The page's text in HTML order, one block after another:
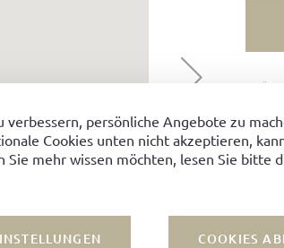
persönliche Angebote zu
Cookies unten nicht akzeptieren,
mehr wissen möchten, lesen Sie bitte
COOKIES
ZU
Der